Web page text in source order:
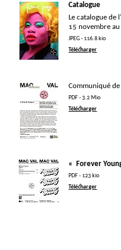
Catalogue
Le catalogue de
15 novembre au
JPEG - 116.8 kio
Télécharger
Communiqué de
PDF - 3.2 Mio
Télécharger
« Forever
PDF - 123 kio
Télécharger